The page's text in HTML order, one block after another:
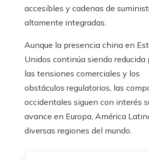
accesibles y cadenas de
altamente integradas.
Aunque la presencia china en
Unidos continúa siendo reducida
las tensiones comerciales y los
obstáculos regulatorios, las
occidentales siguen con interés
avance en Europa, América
diversas regiones del mundo.